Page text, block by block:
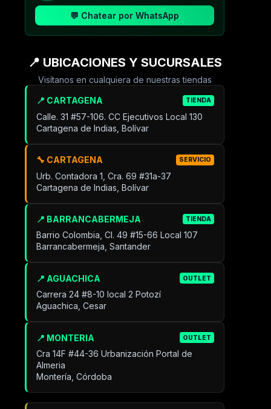
💬 Chatear por WhatsApp
📍 UBICACIONES Y SUCURSALES
Visítanos en cualquiera de nuestras tiendas
📍 CARTAGENA TIENDA
Calle. 31 #57-106. CC Ejecutivos Local 130
Cartagena de Indias, Bolívar
🔧 CARTAGENA SERVICIO
Urb. Contadora 1, Cra. 69 #31a-37
Cartagena de Indias, Bolívar
📍 BARRANCABERMEJA TIENDA
Barrio Colombia, Cl. 49 #15-66 Local 107
Barrancabermeja, Santander
📍 AGUACHICA OUTLET
Carrera 24 #8-10 local 2 Potozí
Aguachica, Cesar
📍 MONTERIA OUTLET
Cra 14F #44-36 Urbanización Portal de
Almeria
Montería, Córdoba